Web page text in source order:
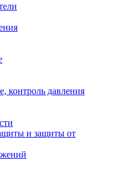
контроль давления
и защиты от